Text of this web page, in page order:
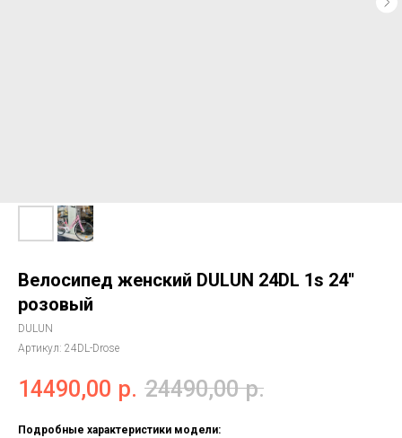
Велосипед женский DULUN 24DL 1s 24''
розовый
DULUN
Артикул: 24DL-Drose
14490,00 р. 24490,00 р.
Подробные характеристики модели: